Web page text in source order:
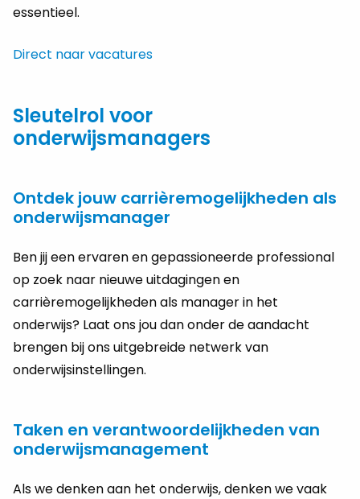
essentieel.
Direct naar vacatures
Sleutelrol voor
onderwijsmanagers
Ontdek jouw carrièremogelijkheden als
onderwijsmanager
Ben jij een ervaren en gepassioneerde professional
op zoek naar nieuwe uitdagingen en
carrièremogelijkheden als manager in het
onderwijs? Laat ons jou dan onder de aandacht
brengen bij ons uitgebreide netwerk van
onderwijsinstellingen.
Taken en verantwoordelijkheden van
onderwijsmanagement
Als we denken aan het onderwijs, denken we vaak